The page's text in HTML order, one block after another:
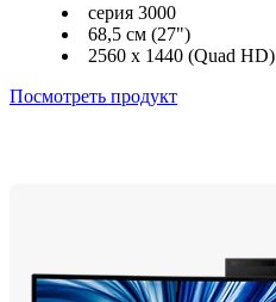
серия 3000
68,5 см (27")
2560 x 1440 (Quad HD)
Посмотреть продукт